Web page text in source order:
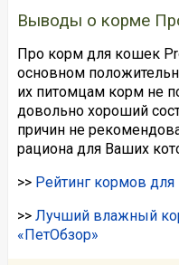
Выводы о корме
Про корм для кошек
основном
их питомцам корм не
довольно хороший
причин не
рациона для Ваших
>> Рейтинг кормов
>> Лучший влажный
«ПетОбзор»